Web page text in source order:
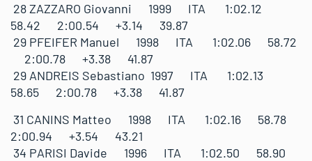
28 ZAZZARO Giovanni 1999 ITA 1:02.12
58.42 2:00.54 +3.14 39.87
29 PFEIFER Manuel 1998 ITA 1:02.06 58.72
2:00.78 +3.38 41.87
29 ANDREIS Sebastiano 1997 ITA 1:02.13
58.65 2:00.78 +3.38 41.87
31 CANINS Matteo 1998 ITA 1:02.16 58.78
2:00.94 +3.54 43.21
34 PARISI Davide 1996 ITA 1:02.50 58.90